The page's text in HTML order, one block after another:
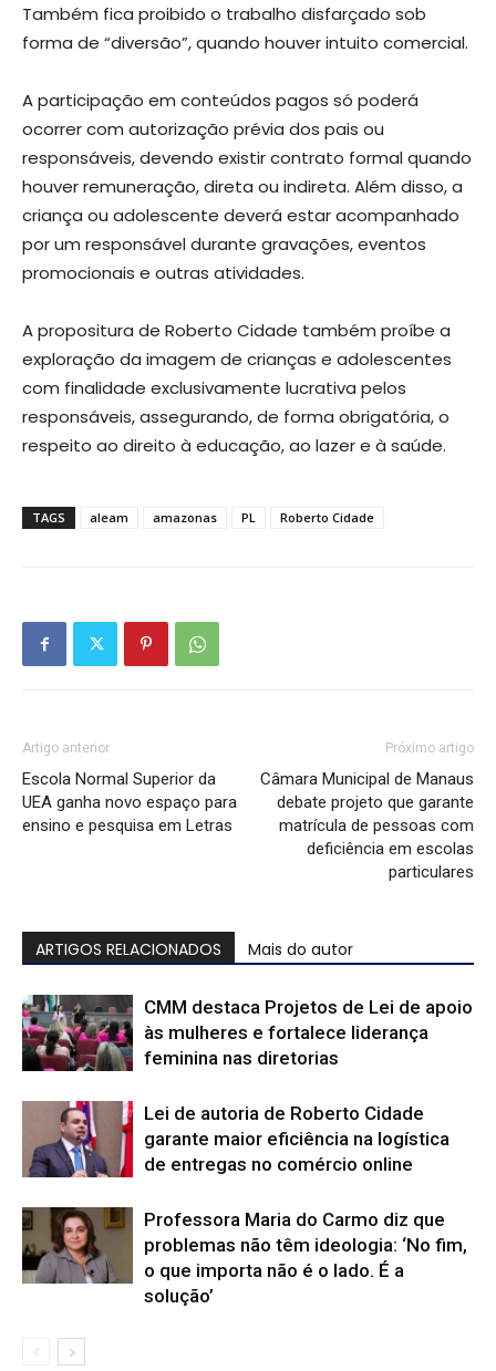
Também fica proibido o trabalho disfarçado sob
forma de “diversão”, quando houver intuito comercial.
A participação em conteúdos pagos só poderá
ocorrer com autorização prévia dos pais ou
responsáveis, devendo existir contrato formal quando
houver remuneração, direta ou indireta. Além disso, a
criança ou adolescente deverá estar acompanhado
por um responsável durante gravações, eventos
promocionais e outras atividades.
A propositura de Roberto Cidade também proíbe a
exploração da imagem de crianças e adolescentes
com finalidade exclusivamente lucrativa pelos
responsáveis, assegurando, de forma obrigatória, o
respeito ao direito à educação, ao lazer e à saúde.
TAGS aleam amazonas PL Roberto Cidade
Artigo anterior
Escola Normal Superior da
UEA ganha novo espaço para
ensino e pesquisa em Letras
Próximo artigo
Câmara Municipal de Manaus
debate projeto que garante
matrícula de pessoas com
deficiência em escolas
particulares
ARTIGOS RELACIONADOS Mais do autor
CMM destaca Projetos de Lei de apoio
às mulheres e fortalece liderança
feminina nas diretorias
Lei de autoria de Roberto Cidade
garante maior eficiência na logística
de entregas no comércio online
Professora Maria do Carmo diz que
problemas não têm ideologia: ‘No fim,
o que importa não é o lado. É a
solução’